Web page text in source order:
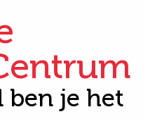
ben je het